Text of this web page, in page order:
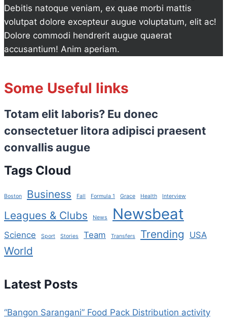
Debitis natoque veniam, ex quae morbi mattis
volutpat dolore excepteur augue voluptatum, elit ac!
Dolore commodi hendrerit augue quaerat
accusantium! Anim aperiam.
Some Useful links
Totam elit laboris? Eu donec
consectetuer litora adipisci praesent
convallis augue
Tags Cloud
Boston Business Fall Formula 1 Grace Health Interview
Leagues & Clubs News Newsbeat
Science Sport Stories Team Transfers Trending USA
World
Latest Posts
“Bangon Sarangani” Food Pack Distribution activity